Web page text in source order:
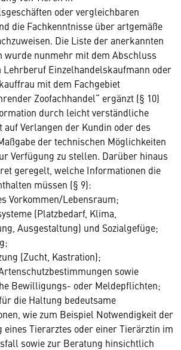
oder vergleichbaren
die Fachkenntnisse über artgemäße
Die Liste der anerkannten
wurde nunmehr mit dem Abschluss
Lehrberuf Einzelhandelskaufmann oder
mit dem Fachgebiet
Zoofachhandel“ ergänzt (§ 10)
durch leicht verständliche
Verlangen der Kundin oder des
der technischen Möglichkeiten
Verfügung zu stellen. Darüber hinaus
geregelt, welche Informationen die
müssen (§ 9):
Vorkommen/Lebensraum;
(Platzbedarf, Klima,
Ausgestaltung) und Sozialgefüge;
(Zucht, Kastration);
sowie
Bewilligungs- oder Meldepflichten;
die Haltung bedeutsame
wie zum Beispiel Notwendigkeit der
eines Tierarztes oder einer Tierärztin im
sowie zur Beratung hinsichtlich